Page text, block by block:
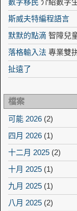
數字移民 介紹數字
斯威夫特編程語言
默默的點滴 智障兒
落格輸入法 專業雙
扯遠了
檔案
可能 2026 (2)
四月 2026 (1)
十二月 2025 (2)
十月 2025 (1)
九月 2025 (1)
八月 2025 (2)